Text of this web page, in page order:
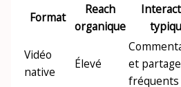
Format
Reach
organique
Vidéo
native
Élevé
et
fréquents